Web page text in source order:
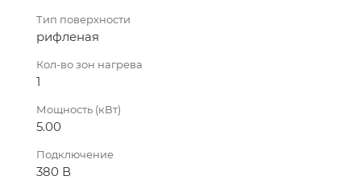
Тип поверхности
рифленая
Кол-во зон нагрева
1
Мощность (кВт)
5.00
Подключение
380 В